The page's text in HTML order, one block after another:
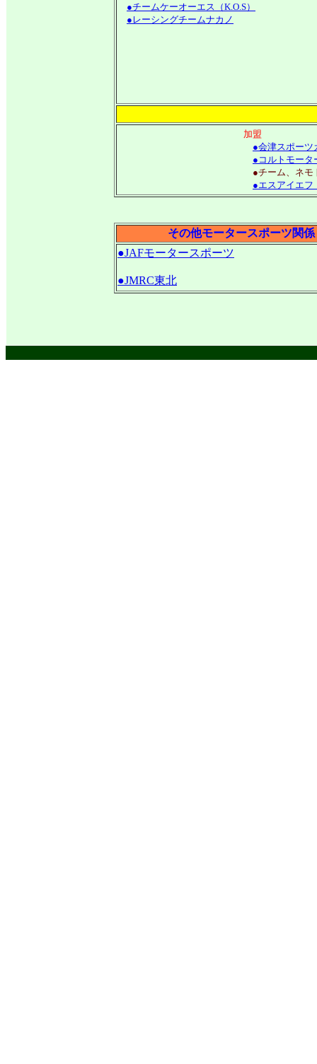
●チームケーオーエス（K.O.S）
●レーシングチームナカノ
加盟
●会津スポーツ
●コルトモータ
●チーム、ネモ
●エスアイエフ
その他モータースポーツ関係
●JAFモータースポーツ
●JMRC東北